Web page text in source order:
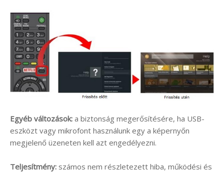
Egyéb változások: a biztonság megerősítésére, ha USB-
eszközt vagy mikrofont használunk egy a képernyőn
megjelenő üzeneten kell azt engedélyezni.
Teljesítmény: számos nem részletezett hiba, működési és